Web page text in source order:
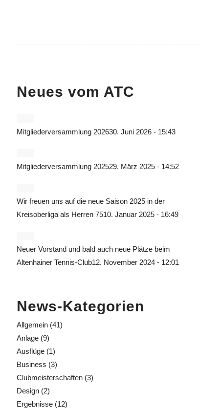
Neues vom ATC
Mitgliederversammlung 202630. Juni 2026 - 15:43
Mitgliederversammlung 202529. März 2025 - 14:52
Wir freuen uns auf die neue Saison 2025 in der
Kreisoberliga als Herren 7510. Januar 2025 - 16:49
Neuer Vorstand und bald auch neue Plätze beim
Altenhainer Tennis-Club12. November 2024 - 12:01
News-Kategorien
Allgemein(41)
Anlage(9)
Ausflüge(1)
Business (3)
Clubmeisterschaften(3)
Design(2)
Ergebnisse(12)